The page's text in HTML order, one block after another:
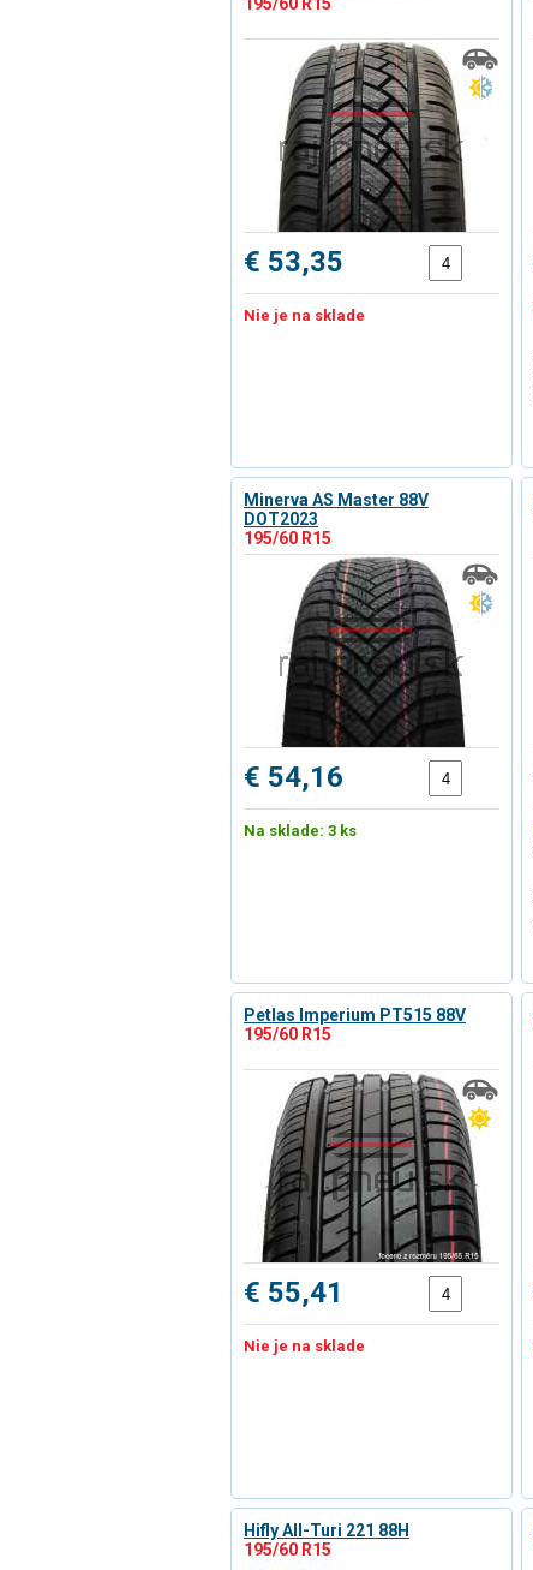
€ 53,35
Nie je na sklade
Minerva AS Master 88V
DOT2023
195/60 R15
€ 54,16
Na sklade: 3 ks
Petlas Imperium PT515 88V
195/60 R15
€ 55,41
Nie je na sklade
Hifly All-Turi 221 88H
195/60 R15